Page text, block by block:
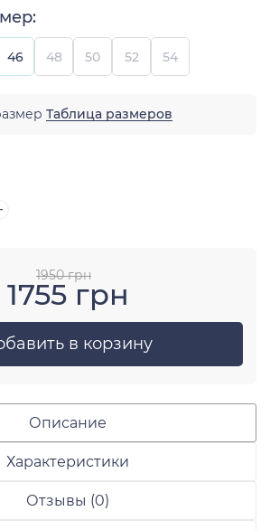
46 48 50 52 54
Таблица размеров
1950 грн
1755 грн
в корзину
Описание
Характеристики
Отзывы (0)